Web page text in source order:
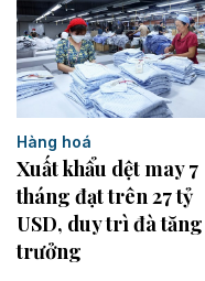
Hàng hoá
Xuất khẩu dệt may 7
tháng đạt trên 27 tỷ
USD, duy trì đà tăng
trưởng